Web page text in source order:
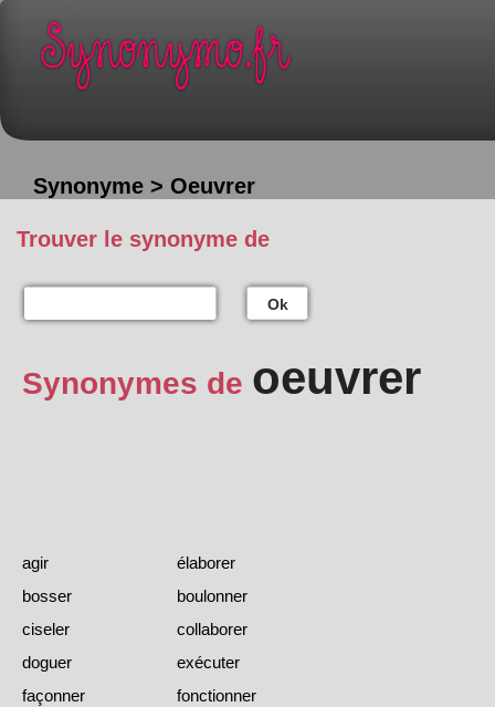
Synonyme > Oeuvrer
Trouver le synonyme de
Ok
Synonymes de oeuvrer
agir
élaborer
bosser
boulonner
ciseler
collaborer
doguer
exécuter
façonner
fonctionner